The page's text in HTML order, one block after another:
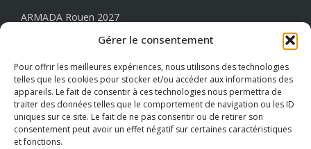
Gérer le consentement
Pour offrir les meilleures expériences, nous utilisons des technologies
telles que les cookies pour stocker et/ou accéder aux informations des
appareils. Le fait de consentir à ces technologies nous permettra de
traiter des données telles que le comportement de navigation ou les ID
uniques sur ce site. Le fait de ne pas consentir ou de retirer son
consentement peut avoir un effet négatif sur certaines caractéristiques
et fonctions.
ARMADA Rouen 2027
JUIN le mois du Lin
Les huîtres normandes spéciales Verneuil…
La pêche locale de Quiberville